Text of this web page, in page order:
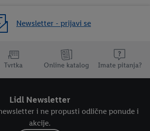
Newsletter - prijavi se
Tvrtka Online katalog Imate pitanja?
Lidl Newsletter
i ne propusti odlične ponude i
akcije.